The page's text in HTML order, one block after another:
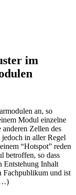
im
an, so
Modul einzelne
Zellen des
in aller Regel
“Hotspot” reden
betroffen, so dass
Entstehung Inhalt
Fachpublikum und ist
…)